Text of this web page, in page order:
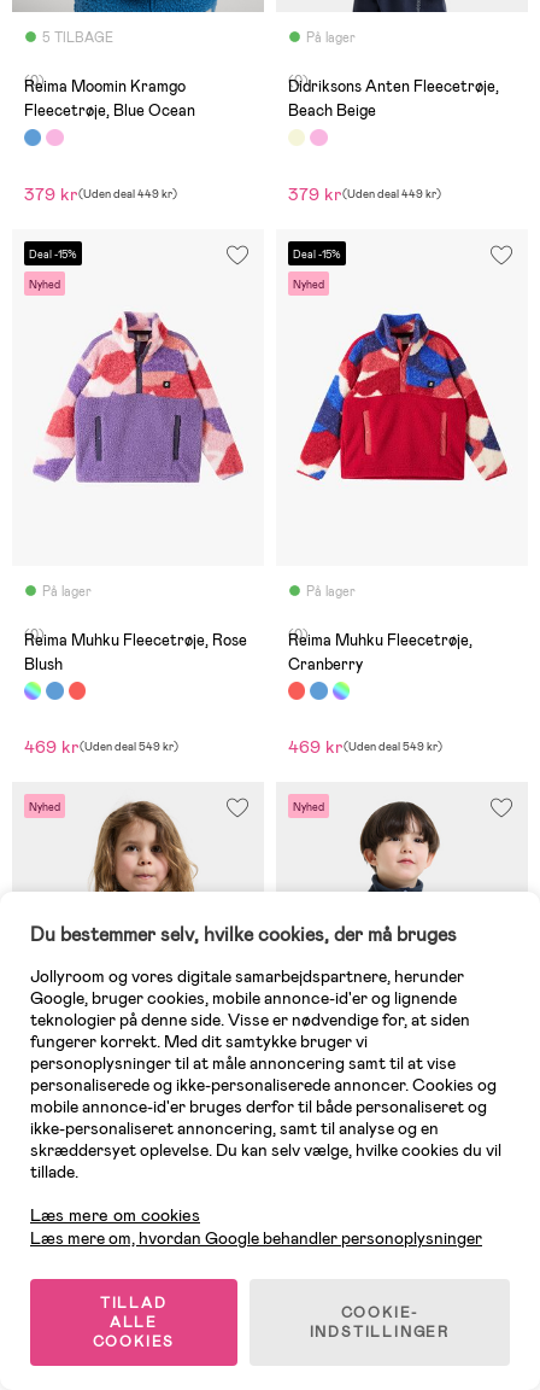
5 TILBAGE
(0)
Reima Moomin Kramgo
Fleecetrøje, Blue Ocean
379 kr(Uden deal449 kr)
På lager
(0)
Didriksons Anten Fleecetrøje,
Beach Beige
379 kr(Uden deal449 kr)
Deal -15%
Nyhed
På lager
(0)
Reima Muhku Fleecetrøje, Rose
Blush
469 kr(Uden deal549 kr)
Deal -15%
Nyhed
På lager
(0)
Reima Muhku Fleecetrøje,
Cranberry
469 kr(Uden deal549 kr)
Nyhed
På lager
Dark Moss
Nyhed
På lager
Du bestemmer selv, hvilke cookies, der må bruges
Jollyroom og vores digitale samarbejdspartnere, herunder
Google, bruger cookies, mobile annonce-id'er og lignende
teknologier på denne side. Visse er nødvendige for, at siden
fungerer korrekt. Med dit samtykke bruger vi
personoplysninger til at måle annoncering samt til at vise
personaliserede og ikke-personaliserede annoncer. Cookies og
mobile annonce-id'er bruges derfor til både personaliseret og
ikke-personaliseret annoncering, samt til analyse og en
skræddersyet oplevelse. Du kan selv vælge, hvilke cookies du vil
tillade.
Læs mere om cookies
Læs mere om, hvordan Google behandler personoplysninger
TILLAD
ALLE
COOKIES
COOKIE-
INDSTILLINGER